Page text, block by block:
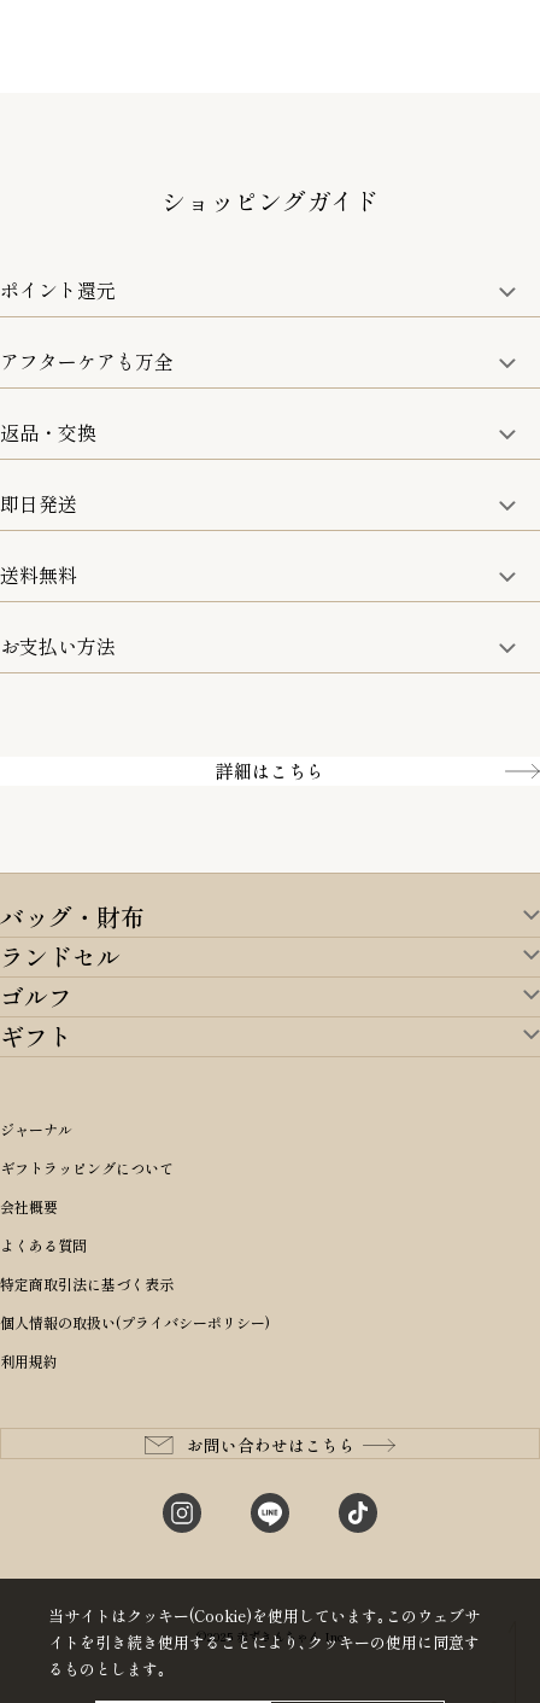
ショッピングガイド
ポイント還元
商品金額の10%をポイント還元いたします。
アフターケアも万全
取り扱い商品はすべて正規品となります。
修理などのご相談に関しましては、責任を持って対応させてい
ただきます。
返品・交換
8日以内なら、返品・交換も可能です。
即日発送
15:00までのご注文は即日発送
お取寄せ商品を除く
送料無料
5,500円(税込)以上で全国送料無料となります。
お支払い方法
詳細はこちら
バッグ・財布
バッグ・財布TOP
すべてを見る
アイテムから選ぶ
リュックサック・デイパック・バックパック
ショルダーバッグ
ボディバッグ・ウエストバッグ
長財布
二つ折り財布
三つ折り財布
コインケース・小銭入れ
m＋ エムピウ
PORTER 吉田カバン ポーター
BRIEFING ブリーフィング
Dakota ダコタ
CLEDRAN クレドラン
aniary アニアリ
CIE シー
StitchandSew ステッチアンドソー
ランドセル
ランドセルTOP
すべてを見る
オリジナルランドセル
女の子ランドセル
男の子ランドセル
ランドセル小物・その他
レッド
ピンク
パープル(ラベンダー)
ブルー・ネイビー
価格から選ぶ
〜49,999円
50,000円〜59,999円
60,000円〜69,999円
70,000円〜79,999円
80,000円〜
ゴルフ
ゴルフTOP
アイテムから選ぶ
キャディバッグ
ヘッドカバー
ゴルフ小物
ゴルフウェア/アクセサリー
ブランドから選ぶ
BRIEFING ブリーフィング
master-piece マスターピース
JONES ジョーンズ
木の庄帆布
ギフト
シーンから探す
誕生日
結婚祝い
出産祝い
入学・進学祝い
成人祝い
就職・栄転祝い
長寿・還暦祝い
性別・年齢から探す
男性向け
女性向け
10代
20代
30代
予算から探す
〜4,999円
5,000円〜9,999円
10,000円〜19,999円
20,000円〜29,999円
ジャーナル
ギフトラッピングについて
会社概要
よくある質問
特定商取引法に基づく表示
個人情報の取扱い(プライバシーポリシー)
利用規約
お問い合わせはこちら
©2025 赤ずきんちゃん Inc
当サイトはクッキー(Cookie)を使用しています｡このウェブサ
イトを引き続き使用することにより､クッキーの使用に同意す
るものとします｡